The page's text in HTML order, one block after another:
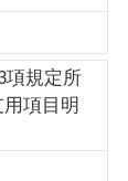
項規定所
項目明